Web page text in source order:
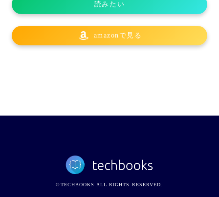
読みたい
amazonで見る
©TECHBOOKS ALL RIGHTS RESERVED.